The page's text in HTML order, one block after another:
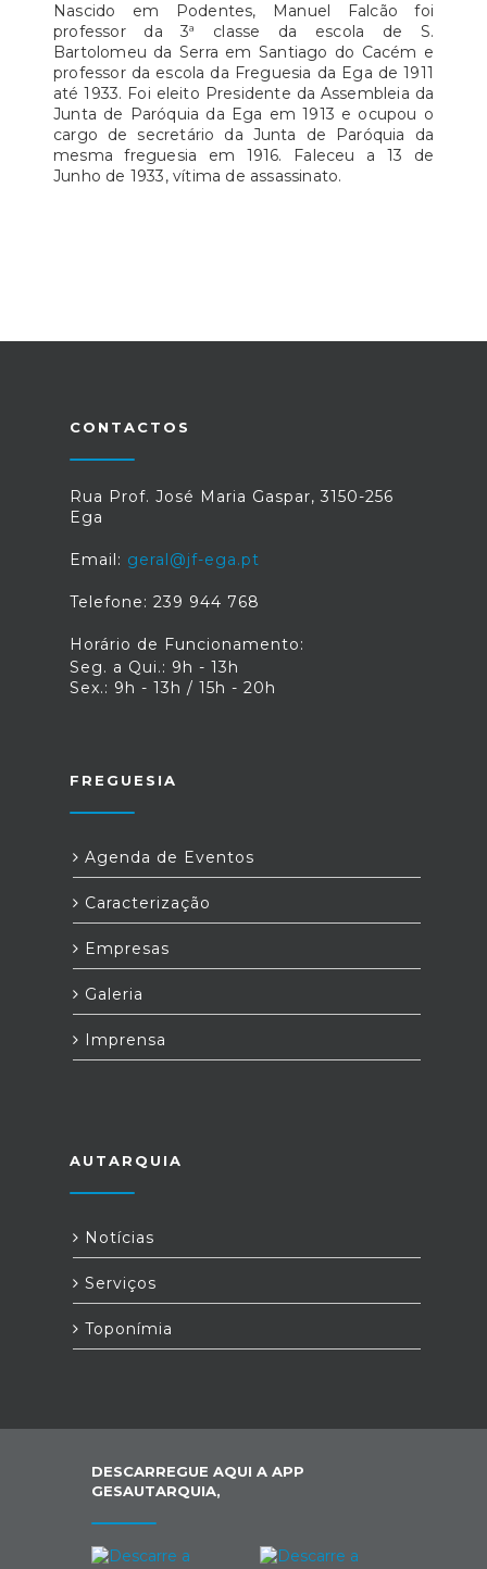
Nascido em Podentes, Manuel Falcão foi
professor da 3ª classe da escola de S.
Bartolomeu da Serra em Santiago do Cacém e
professor da escola da Freguesia da Ega de 1911
até 1933. Foi eleito Presidente da Assembleia da
Junta de Paróquia da Ega em 1913 e ocupou o
cargo de secretário da Junta de Paróquia da
mesma freguesia em 1916. Faleceu a 13 de
Junho de 1933, vítima de assassinato.
CONTACTOS
Rua Prof. José Maria Gaspar, 3150-256
Ega
Email: geral@jf-ega.pt
Telefone: 239 944 768
Horário de Funcionamento:
Seg. a Qui.: 9h - 13h
Sex.: 9h - 13h / 15h - 20h
FREGUESIA
Agenda de Eventos
Caracterização
Empresas
Galeria
Imprensa
AUTARQUIA
Notícias
Serviços
Toponímia
DESCARREGUE AQUI A APP
GESAUTARQUIA,